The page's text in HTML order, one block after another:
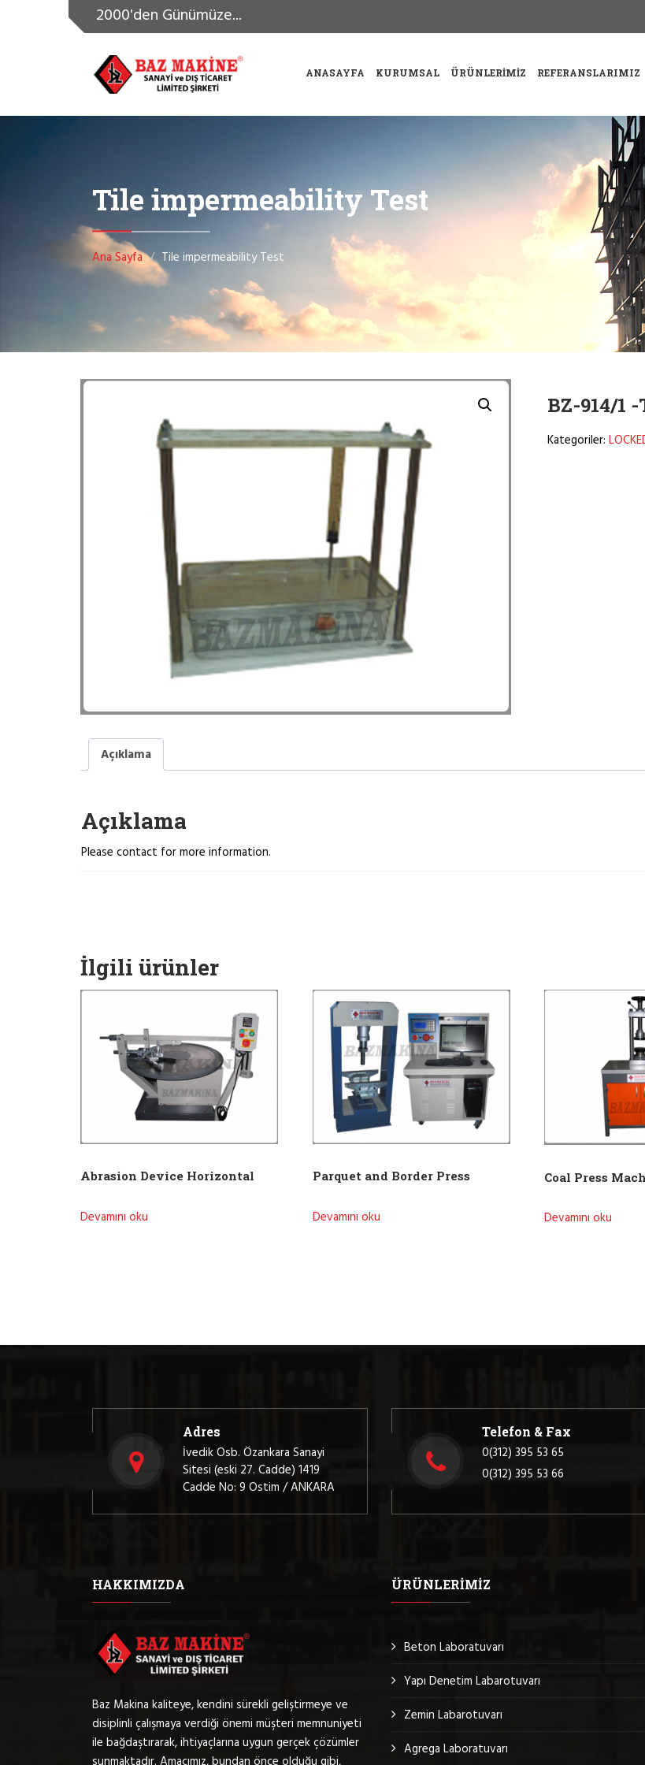
2000'den Günümüze...
ANASAYFA KURUMSAL ÜRÜNLERIMIZ REFERANSLARIMIZ
Tile impermeability Test
Ana Sayfa Tile impermeability Test
BZ-914/1
Kategoriler:
Açıklama
Açıklama
Please contact for more information.
İlgili ürünler
Abrasion Device Horizontal
Devamını oku
Parquet and Border Press
Devamını oku
Coal Press
Devamını oku
Adres
İvedik Osb. Özankara Sanayi
Sitesi (eski 27. Cadde) 1419
Cadde No: 9 Ostim / ANKARA
Telefon & Fax
0(312) 395 53 65
0(312) 395 53 66
HAKKIMIZDA
Baz Makina kaliteye, kendini sürekli geliştirmeye ve
disiplinli çalışmaya verdiği önemi müşteri memnuniyeti
ile bağdaştırarak, ihtiyaçlarına uygun gerçek çözümler
ÜRÜNLERIMIZ
Beton Laboratuvarı
Yapı Denetim Labarotuvarı
Zemin Labarotuvarı
Agrega Laboratuvarı